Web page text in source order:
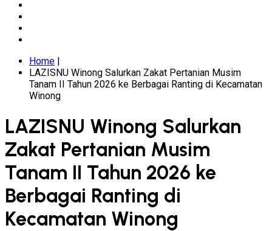
Home
LAZISNU Winong Salurkan Zakat Pertanian Musim
Tanam II Tahun 2026 ke Berbagai Ranting di Kecamatan
Winong
LAZISNU Winong Salurkan
Zakat Pertanian Musim
Tanam II Tahun 2026 ke
Berbagai Ranting di
Kecamatan Winong